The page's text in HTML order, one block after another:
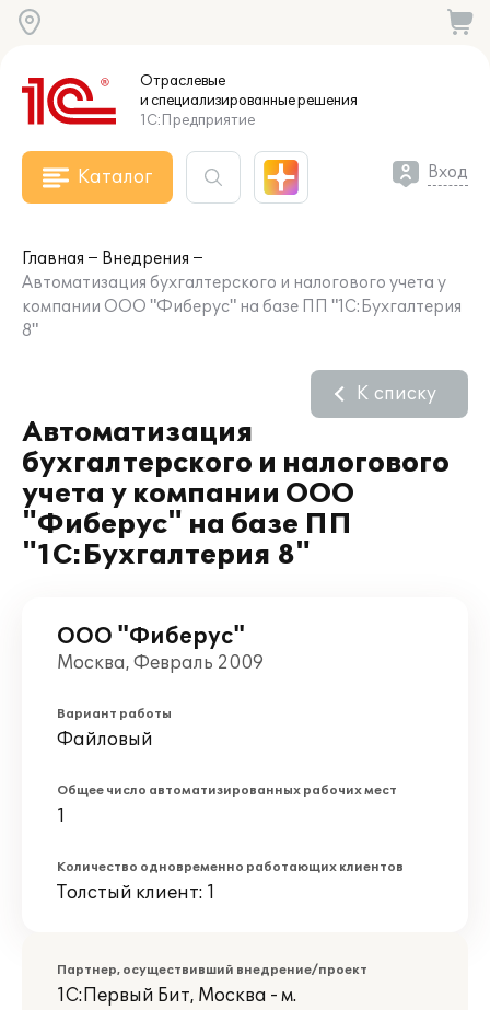
Отраслевые
и специализированныерешения
1С:Предприятие
Каталог Вход
Главная
Внедрения
Автоматизация бухгалтерского и налогового учета у
компании ООО "Фиберус" на базе ПП "1С:Бухгалтерия
8"
Автоматизация
бухгалтерского и налогового
учета у компании ООО
"Фиберус" на базе ПП
"1С:Бухгалтерия 8"
К списку
ООО "Фиберус"
Москва, Февраль 2009
Вариант работы
Файловый
Общее число автоматизированных рабочих мест
1
Количество одновременно работающих клиентов
Толстый клиент: 1
Партнер, осуществивший внедрение/проект
1С:Первый Бит, Москва - м.